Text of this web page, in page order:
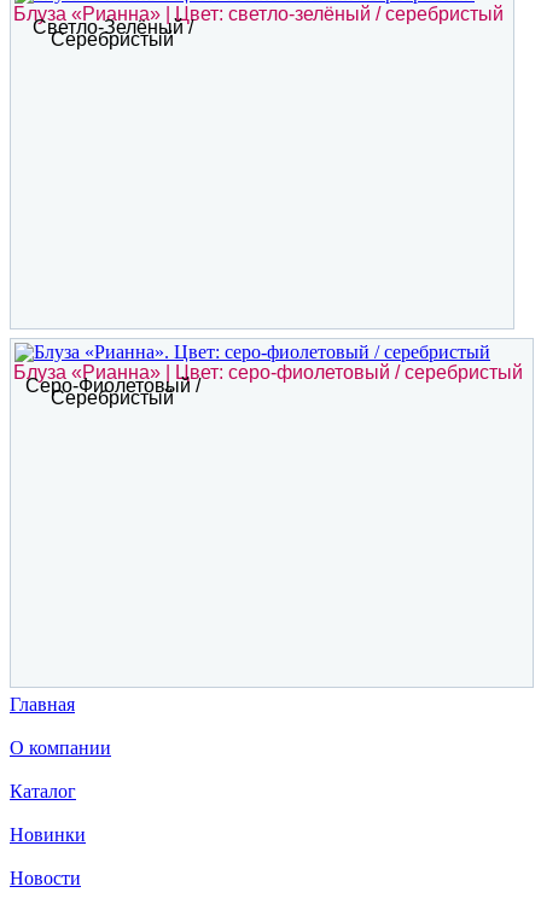
Блуза «Рианна» | Цвет: светло-зелёный / серебристый
Светло-Зелёный /
Серебристый
Блуза «Рианна» | Цвет: серо-фиолетовый / серебристый
Серо-Фиолетовый /
Серебристый
Главная
О компании
Каталог
Новинки
Новости